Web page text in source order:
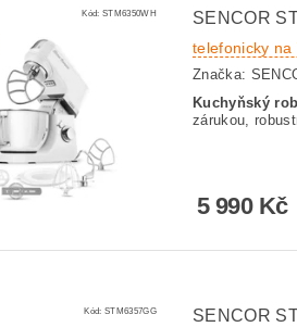
Kód: STM6350WH SENCOR
telefonicky na
Značka:
Kuchyňský
zárukou,
5 990 Kč
Kód: STM6357GG SENCOR